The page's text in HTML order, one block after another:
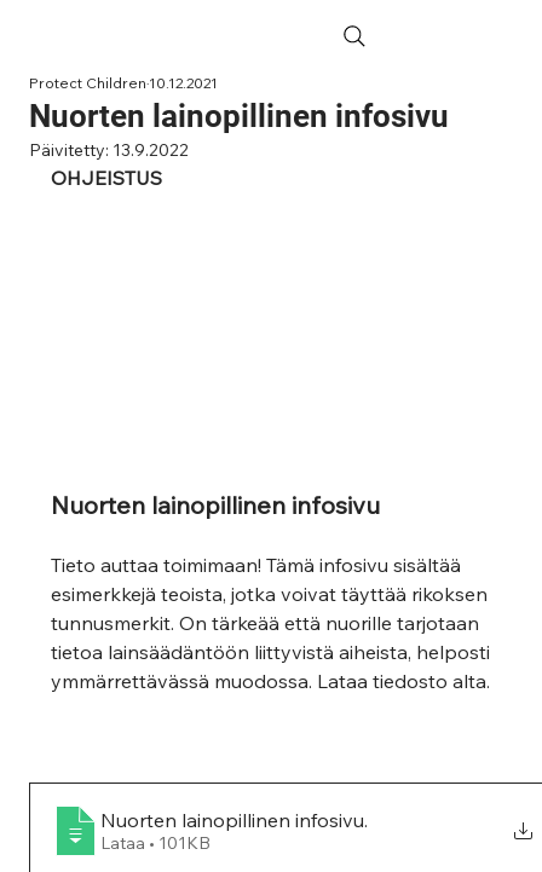
Nuorten lainopillinen infosivu
Protect Children10.12.2021
Päivitetty: 13.9.2022
OHJEISTUS
Nuorten lainopillinen infosivu
Tieto auttaa toimimaan! Tämä infosivu sisältää
esimerkkejä teoista, jotka voivat täyttää rikoksen
tunnusmerkit. On tärkeää että nuorille tarjotaan
tietoa lainsäädäntöön liittyvistä aiheista, helposti
ymmärrettävässä muodossa. Lataa tiedosto alta.
Nuorten lainopillinen infosivu.
Lataa • 101KB